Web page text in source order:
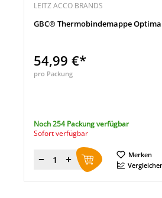
LEITZ ACCO BRANDS
GBC® Thermobindemappe
54,99 €*
pro Packung
Noch 254 Packung verfügbar
Sofort verfügbar
Menge
Merken